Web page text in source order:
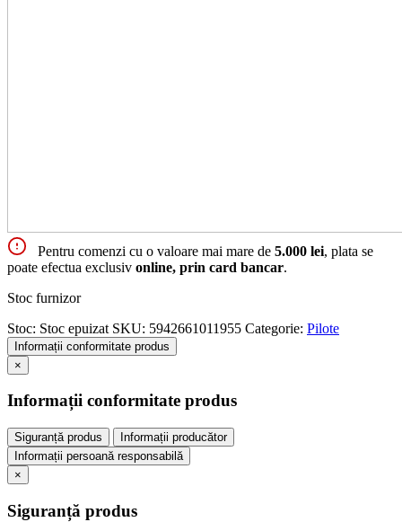
Pentru comenzi cu o valoare mai mare de 5.000 lei, plata se
poate efectua exclusiv online, prin card bancar.
Stoc furnizor
Stoc: Stoc epuizat SKU: 5942661011955 Categorie: Pilote
Informații conformitate produs
×
Informații conformitate produs
Siguranță produs
Informații producător
Informații persoană responsabilă
×
Siguranță produs